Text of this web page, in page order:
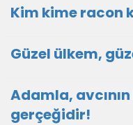
Kim kime racon
Güzel ülkem,
Adamla,
gerçeğidir!